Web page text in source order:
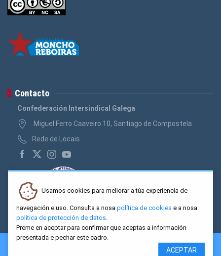
Contacto
Confederación Intersindical Galega
Miguel Ferro Caaveiro 10, Santiago de Compostela
Rede de Locais
2026 CIG. Confederación Intersindical Galega - Miguel Ferro
Usamos cookies para mellorar a túa experiencia de
navegación e uso. Consulta a nosa política de cookies e a nosa
política de protección de datos.
Preme en aceptar para confirmar que aceptas a información
presentada e pechar este cadro.
ACEPTAR